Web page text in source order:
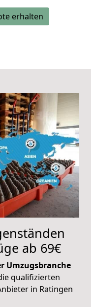
erhalten
ab 69€
Umzugsbranche
qualifizierten
in Ratingen